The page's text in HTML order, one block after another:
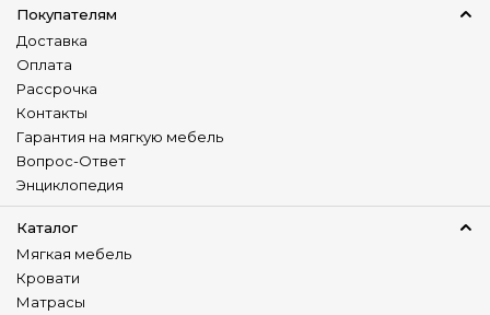
Нет
Наличие столика
Нет
Детский диван
Нет
Покупателям
Доставка
Оплата
Рассрочка
Контакты
Гарантия на мягкую мебель
Вопрос-Ответ
Энциклопедия
Каталог
Мягкая мебель
Кровати
Матрасы